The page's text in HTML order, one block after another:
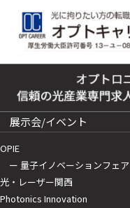
展示会/イベント
OPIE
ー 量子イノベーションフェア
光・レーザー関西
Photonics Innovation